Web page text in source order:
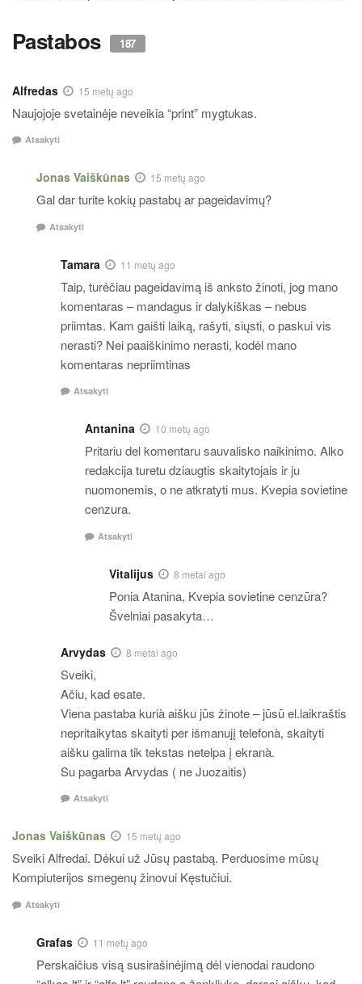
Pastabos 187
Alfredas 15 metų ago
Naujojoje svetainėje neveikia “print” mygtukas.
Atsakyti
Jonas Vaiškūnas 15 metų ago
Gal dar turite kokių pastabų ar pageidavimų?
Atsakyti
Tamara 11 metų ago
Taip, turėčiau pageidavimą iš anksto žinoti, jog mano
komentaras – mandagus ir dalykiškas – nebus
priimtas. Kam gaišti laiką, rašyti, siųsti, o paskui vis
nerasti? Nei paaiškinimo nerasti, kodėl mano
komentaras nepriimtinas
Atsakyti
Antanina 10 metų ago
Pritariu del komentaru sauvalisko naikinimo. Alko
redakcija turetu dziaugtis skaitytojais ir ju
nuomonemis, o ne atkratyti mus. Kvepia sovietine
cenzura.
Atsakyti
Vitalijus 8 metai ago
Ponia Atanina, Kvepia sovietine cenzūra?
Švelniai pasakyta…
Arvydas 8 metai ago
Sveiki,
Ačiu, kad esate.
Viena pastaba kurià aišku jūs żinote – jūsū el.laikraštis
nepritaikytas skaityti per išmanujį telefonà, skaityti
aišku galima tik tekstas netelpa į ekranà.
Su pagarba Arvydas ( ne Juozaitis)
Atsakyti
Jonas Vaiškūnas 15 metų ago
Sveiki Alfredai. Dėkui už Jūsų pastabą. Perduosime mūsų
Kompiuterijos smegenų žinovui Kęstučiui.
Atsakyti
Grafas 11 metų ago
Perskaičius visą susirašinėjimą dėl vienodai raudono